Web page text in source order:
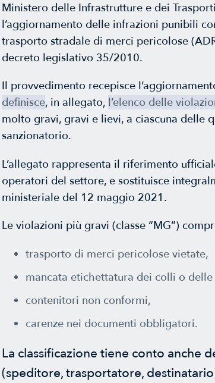
Ministero delle Infrastrutture e dei
l’aggiornamento delle infrazioni punibili
trasporto stradale di merci pericolose
decreto legislativo 35/2010.
Il provvedimento recepisce
definisce, in allegato, l’elenco delle
molto gravi, gravi e lievi, a ciascuna delle
sanzionatorio.
L’allegato rappresenta il riferimento
operatori del settore, e sostituisce
ministeriale del 12 maggio 2021.
Le violazioni più gravi (classe “MG”)
trasporto di merci pericolose vietate,
mancata etichettatura dei colli o
contenitori non conformi,
carenze nei documenti obbligatori.
La classificazione tiene conto anche
(speditore, trasportatore,